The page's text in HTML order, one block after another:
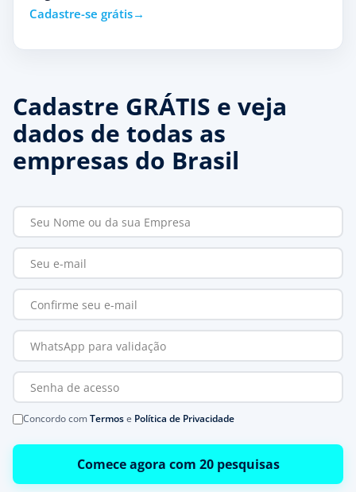
Cadastre-se grátis
Cadastre GRÁTIS e veja
dados de todas as
empresas do Brasil
Concordo comTermose Política de Privacidade
Comece agora com 20 pesquisas